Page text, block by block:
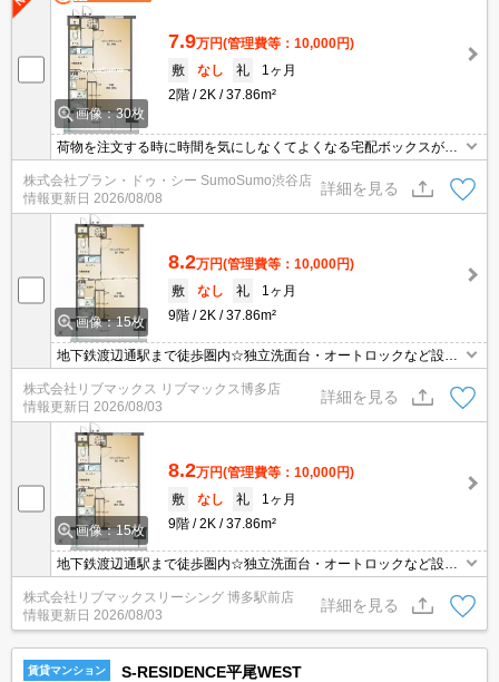
画像：30枚
7.9万円(管理費等：10,000円)
敷
なし 礼
1ヶ月
2階
2K 37.86m²
荷物を注文する時に時間を気にしなくてよくなる宅配ボックスが共
用部に付いています。収納はシューズボックス・クロゼットなど豊
富なので、広々と空間を利用することも可能です。オートロックと
玄関の鍵で二重にロックできるのでより安全に暮らせます。こだわ
り派の方の要望としても多い、洗面化粧台のある物件です。
株式会社プラン・ドゥ・シー SumoSumo渋谷店
情報更新日 2026/08/08
詳細を見る
画像：15枚
8.2万円(管理費等：10,000円)
敷
なし 礼
1ヶ月
9階
2K 37.86m²
地下鉄渡辺通駅まで徒歩圏内☆独立洗面台・オートロックなど設備
も充実☆
株式会社リブマックス リブマックス博多店
情報更新日 2026/08/03
詳細を見る
画像：15枚
8.2万円(管理費等：10,000円)
敷
なし 礼
1ヶ月
9階
2K 37.86m²
地下鉄渡辺通駅まで徒歩圏内☆独立洗面台・オートロックなど設備
も充実☆
株式会社リブマックスリーシング 博多駅前店
情報更新日 2026/08/03
詳細を見る
賃貸マンション S-RESIDENCE平尾WEST